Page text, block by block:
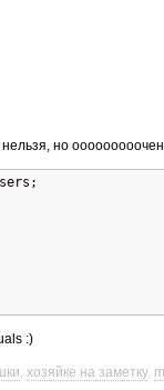
но
:)
, хозяйке на заметку,